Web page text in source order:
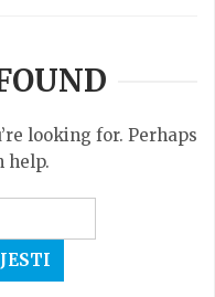
looking for. Perhaps
help.